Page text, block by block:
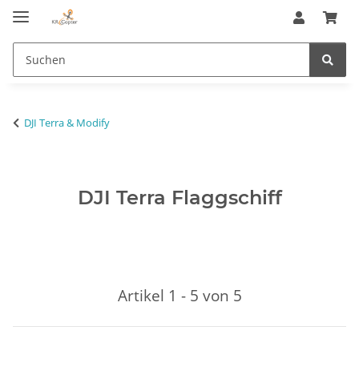
DJI Terra & Modify
DJI Terra Flaggschiff
Artikel 1 - 5 von 5